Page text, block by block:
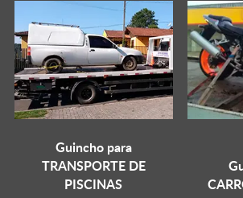
Guincho para
TRANSPORTE DE
PISCINAS